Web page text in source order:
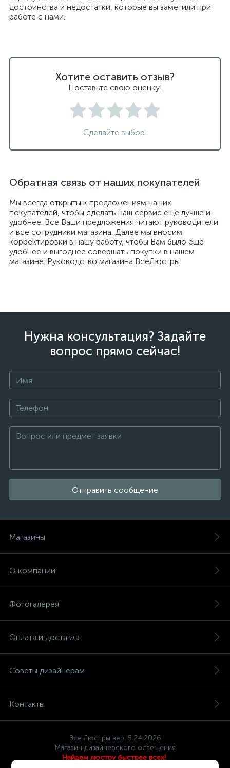
достоинства и недостатки, которые вы заметили при
работе с нами.
Хотите оставить отзыв?
Поставьте свою оценку!
Сделайте выбор!
Обратная связь от наших покупателей
Мы всегда открыты к предложениям наших
покупателей, чтобы сделать наш сервис еще лучше и
удобнее. Все Ваши предложения читают руководители
и все сотрудники магазина. Далее мы вносим
корректировки в нашу работу, чтобы Вам было еще
удобнее и выгоднее совершать покупки в нашем
магазине. Руководство магазина ВсеЛюстры
Нужна консультация? Задайте
вопрос прямо сейчас!
Отправить сообщение
Магазины
О компании
Фотогалерея
Оплата и доставка
Советы дизайнерам
Контакты
Все Люстры вер. 5.24.2026
Магазин дизайнерского освещения
Найдем люстру быстрее всех!